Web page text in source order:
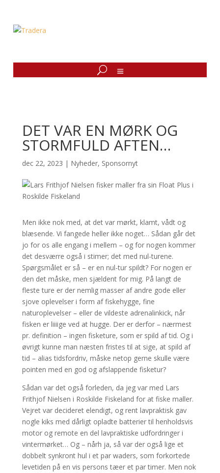
DET VAR EN MØRK OG
STORMFULD AFTEN…
dec 22, 2023 | Nyheder, Sponsornyt
Men ikke nok med, at det var mørkt, klamt, vådt og
blæsende. Vi fangede heller ikke noget… Sådan går det
jo for os alle engang i mellem – og for nogen kommer
det desværre også i stimer; det med nul-turene.
Spørgsmålet er så – er en nul-tur spildt? For nogen er
den det måske, men sjældent for mig. På langt de
fleste ture er der nemlig masser af andre gode eller
sjove oplevelser i form af fiskehygge, fine
naturoplevelser – eller de vildeste adrenalinkick, når
fisken er liiiige ved at hugge. Der er derfor – nærmest
pr. definition – ingen fisketure, som er spild af tid. Og i
øvrigt kunne man næsten fristes til at sige, at spild af
tid – alias tidsfordriv, måske netop gerne skulle være
pointen med en god og afslappende fisketur?
Sådan var det også forleden, da jeg var med Lars
Frithjof Nielsen i Roskilde Fiskeland for at fiske maller.
Vejret var decideret elendigt, og rent lavpraktisk gav
nogle kiks med dårligt opladte batterier til henholdsvis
motor og remote en del lavpraktiske udfordringer i
vintermørket… Og – nårh ja, så var der også lige et
dobbelt synkront hul i et par waders, som forkortede
levetiden på en vis persons tæer et par timer. Men nok